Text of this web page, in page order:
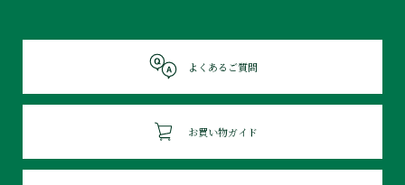
よくあるご質問
お買い物ガイド